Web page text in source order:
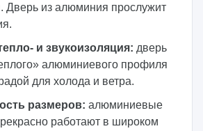
Дверь из алюминия прослужит
и звукоизоляция: дверь
алюминиевого профиля
для холода и ветра.
размеров: алюминиевые
работают в широком